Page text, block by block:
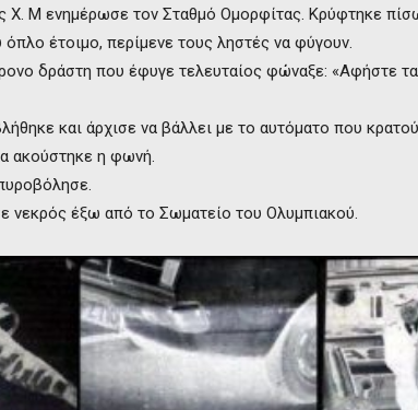
Χ. Μ ενημέρωσε τον Σταθμό Ομορφίτας. Κρύφτηκε
έτοιμο, περίμενε τους ληστές να φύγουν.
δράστη που έφυγε τελευταίος φώναξε: «Αφήστε
και άρχισε να βάλλει με το αυτόματο που
ακούστηκε η φωνή.
νεκρός έξω από το Σωματείο του Ολυμπιακού.